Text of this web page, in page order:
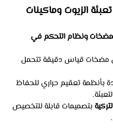
تعبئة الزيوت وماكينات
ونظام التحكم في
مضخات قياس دقيقة تتحمل
بأنظمة تعقيم حراري للحفاظ
بتصميمات قابلة للتخصيص